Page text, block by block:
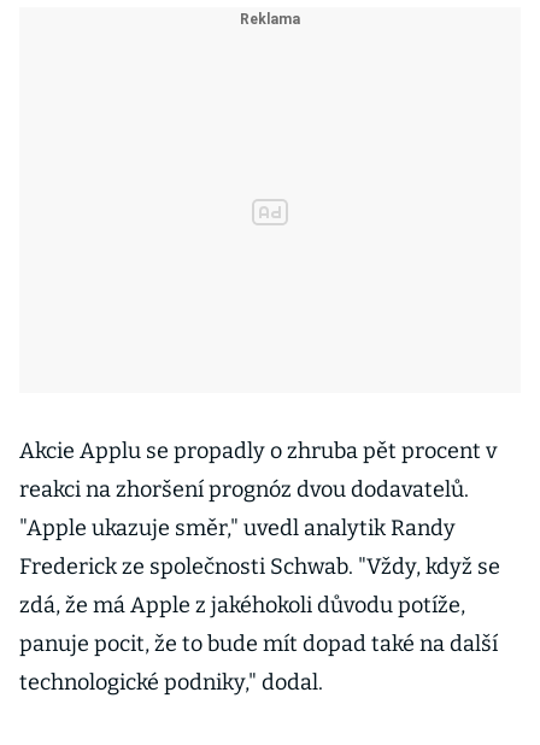
Akcie Applu se propadly o zhruba pět procent v
reakci na zhoršení prognóz dvou dodavatelů.
"Apple ukazuje směr," uvedl analytik Randy
Frederick ze společnosti Schwab. "Vždy, když se
zdá, že má Apple z jakéhokoli důvodu potíže,
panuje pocit, že to bude mít dopad také na další
technologické podniky," dodal.